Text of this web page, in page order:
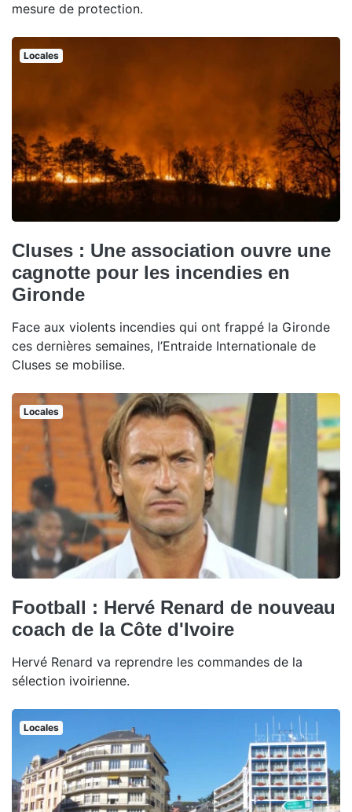
mesure de protection.
Locales
Cluses : Une association ouvre une
cagnotte pour les incendies en
Gironde
Face aux violents incendies qui ont frappé la Gironde
ces dernières semaines, l’Entraide Internationale de
Cluses se mobilise.
Locales
Football : Hervé Renard de nouveau
coach de la Côte d'Ivoire
Hervé Renard va reprendre les commandes de la
sélection ivoirienne.
Locales